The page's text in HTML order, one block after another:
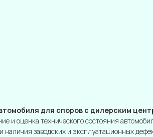
для споров с дилерским
и оценка технического состояния
наличия заводских и эксплуатационных